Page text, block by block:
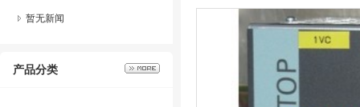
暂无新闻
产品分类